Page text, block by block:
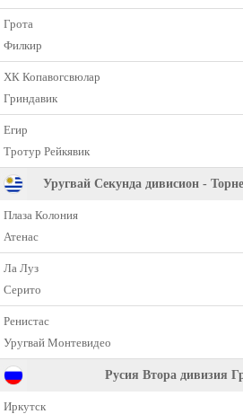
Грота
Филкир
ХК Копавогсвюлар
Гриндавик
Егир
Тротур Рейкявик
Уругвай Секунда дивисион -
Плаза Колония
Атенас
Ла Луз
Серито
Ренистас
Уругвай Монтевидео
Русия Втора дивизия
Иркутск